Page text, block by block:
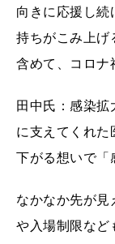
向きに応援し
持ちがこみ上げ
含めて、コロナ
田中氏：感染
に支えてくれた
下がる想いで「
なかなか先が見
や入場制限など